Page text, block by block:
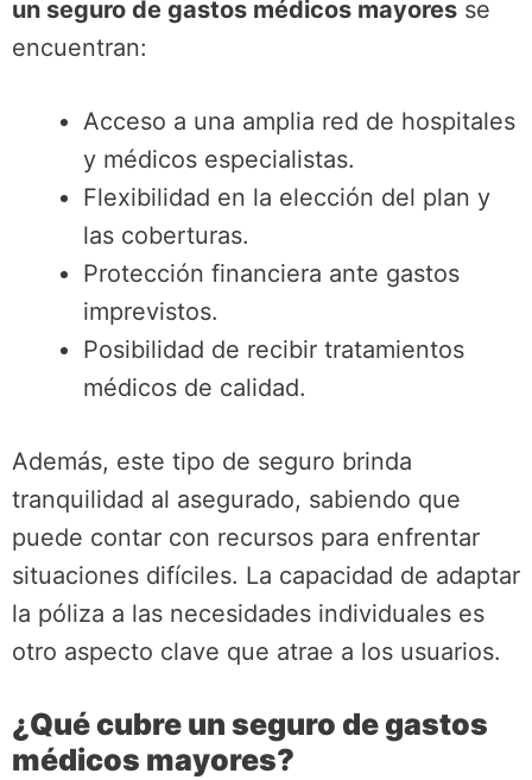
un seguro de gastos médicos mayores se
encuentran:
Acceso a una amplia red de hospitales
y médicos especialistas.
Flexibilidad en la elección del plan y
las coberturas.
Protección financiera ante gastos
imprevistos.
Posibilidad de recibir tratamientos
médicos de calidad.
Además, este tipo de seguro brinda
tranquilidad al asegurado, sabiendo que
puede contar con recursos para enfrentar
situaciones difíciles. La capacidad de adaptar
la póliza a las necesidades individuales es
otro aspecto clave que atrae a los usuarios.
¿Qué cubre un seguro de gastos
médicos mayores?